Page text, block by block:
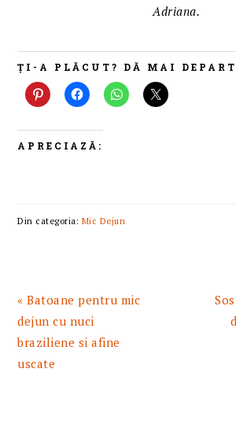
Adriana.
ȚI-A PLĂCUT? DĂ MAI
APRECIAZĂ:
Din categoria: Mic Dejun
Articol
anterior:
« Batoane pentru mic
dejun cu nuci
braziliene si afine
uscate